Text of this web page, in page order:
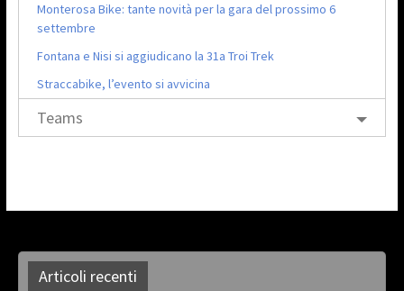
Monterosa Bike: tante novità per la gara del prossimo 6
settembre
Fontana e Nisi si aggiudicano la 31a Troi Trek
Straccabike, l’evento si avvicina
Teams
Articoli recenti